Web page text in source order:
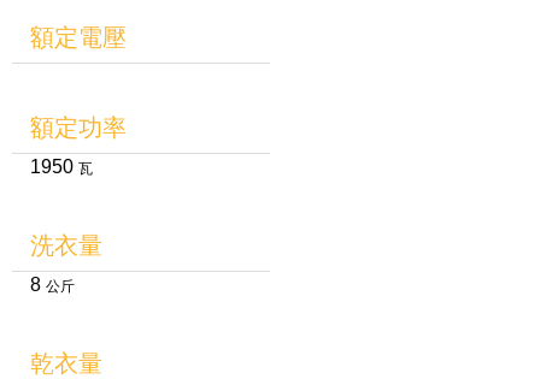
額定電壓
額定功率
1950 瓦
洗衣量
8 公斤
乾衣量